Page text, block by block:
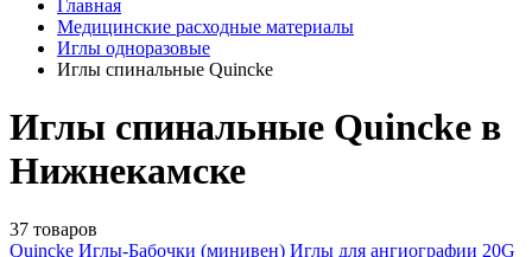
Главная
Медицинские расходные материалы
Иглы одноразовые
Иглы спинальные Quincke
Иглы спинальные Quincke в
Нижнекамске
37 товаров
Quincke Иглы-Бабочки (минивен) Иглы для ангиографии 20G